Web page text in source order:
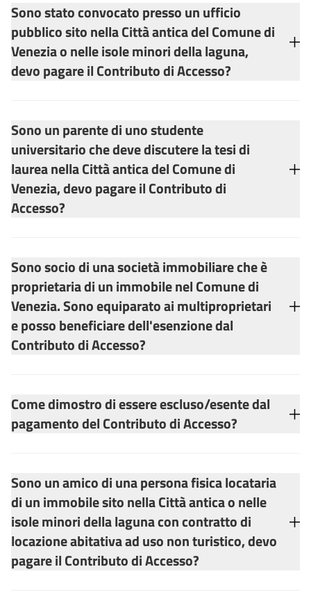
Sono stato convocato presso un ufficio
pubblico sito nella Città antica del Comune di
Venezia o nelle isole minori della laguna,
devo pagare il Contributo di Accesso?
Sono un parente di uno studente
universitario che deve discutere la tesi di
laurea nella Città antica del Comune di
Venezia, devo pagare il Contributo di
Accesso?
Sono socio di una società immobiliare che è
proprietaria di un immobile nel Comune di
Venezia. Sono equiparato ai multiproprietari
e posso beneficiare dell'esenzione dal
Contributo di Accesso?
Come dimostro di essere escluso/esente dal
pagamento del Contributo di Accesso?
Sono un amico di una persona fisica locataria
di un immobile sito nella Città antica o nelle
isole minori della laguna con contratto di
locazione abitativa ad uso non turistico, devo
pagare il Contributo di Accesso?